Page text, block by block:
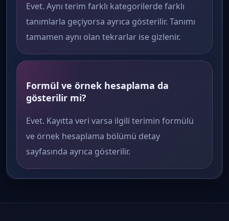
Evet. Aynı terim farklı kategorilerde farklı
tanımlarla geçiyorsa ayrıca gösterilir. Tanımı
tamamen aynı olan tekrarlar ise gizlenir.
Formül ve örnek hesaplama da
gösterilir mi?
Evet. Kayıtta veri varsa ilgili terimin formülü
ve örnek hesaplama bölümü detay
sayfasında ayrıca gösterilir.